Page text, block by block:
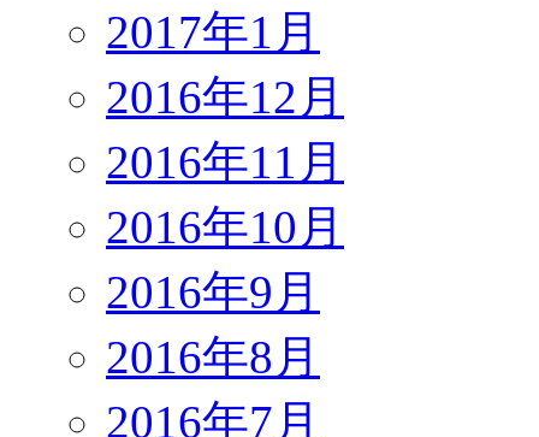
2017年1月
2016年12月
2016年11月
2016年10月
2016年9月
2016年8月
2016年7月